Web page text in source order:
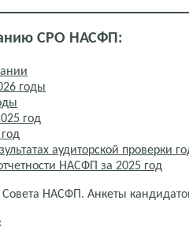
СРО НАСФП:
годы
год
аудиторской проверки
НАСФП за 2025 год
НАСФП. Анкеты